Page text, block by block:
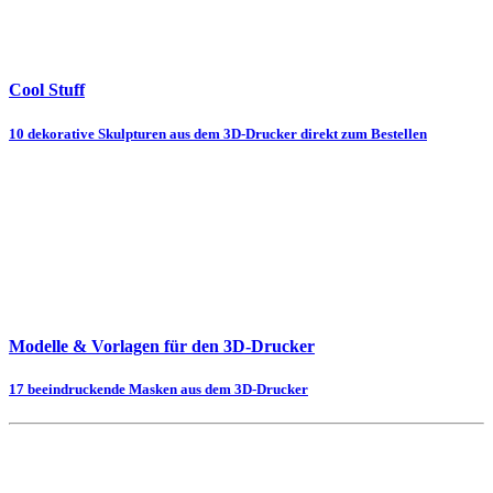
Cool Stuff
10 dekorative Skulpturen aus dem 3D-Drucker direkt zum Bestellen
Modelle & Vorlagen für den 3D-Drucker
17 beeindruckende Masken aus dem 3D-Drucker